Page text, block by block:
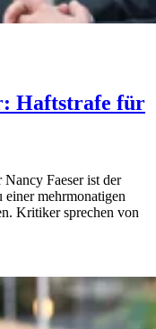
Haftstrafe für
Nancy Faeser ist der
mehrmonatigen
Kritiker sprechen von